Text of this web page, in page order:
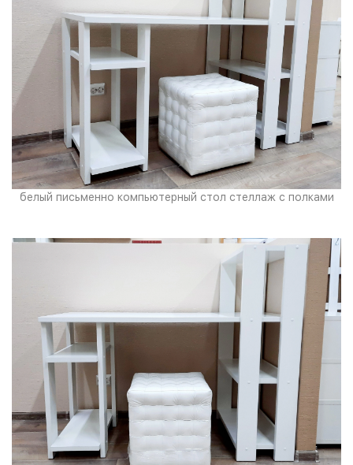
белый письменно компьютерный стол стеллаж с полками